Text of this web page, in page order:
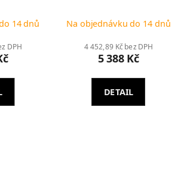
14 dnů
DPH
Na objednávku do 14 dnů
4 452,89 Kč bez DPH
5 388 Kč
DETAIL